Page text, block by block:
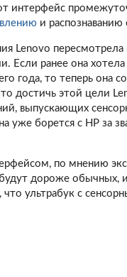
интерфейс
и
Lenovo
Если ранее она
года, то теперь она
достичь этой цели
выпускающих
уже борется с HP за
по мнению
дороже обычных,
ультрабук с